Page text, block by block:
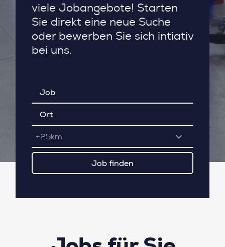
viele Jobangebote! Starten
Sie direkt eine neue Suche
oder bewerben Sie sich intiativ
bei uns.
+25km